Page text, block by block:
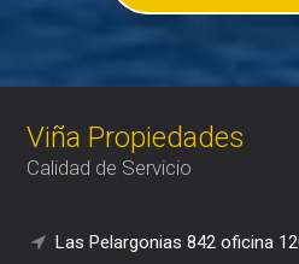
Viña Propiedades
Calidad de Servicio
Las Pelargonias 842 oficina